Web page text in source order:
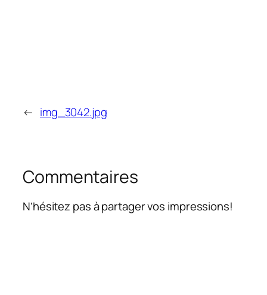
← img_3042.jpg
Commentaires
N’hésitez pas à partager vos impressions!